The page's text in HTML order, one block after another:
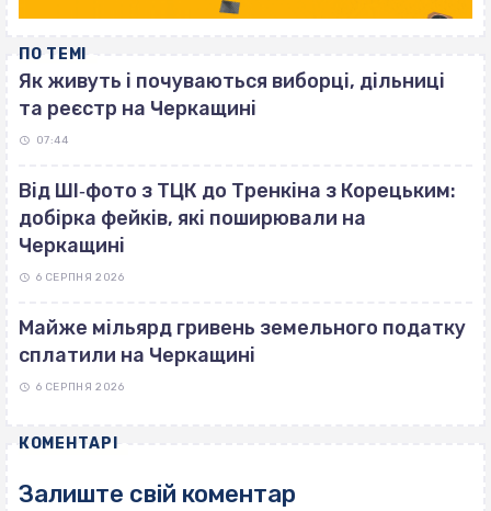
ПО ТЕМІ
Як живуть і почуваються виборці, дільниці
та реєстр на Черкащині
07:44
Від ШІ‐фото з ТЦК до Тренкіна з Корецьким:
добірка фейків, які поширювали на
Черкащині
6 СЕРПНЯ 2026
Майже мільярд гривень земельного податку
сплатили на Черкащині
6 СЕРПНЯ 2026
КОМЕНТАРІ
Залиште свій коментар